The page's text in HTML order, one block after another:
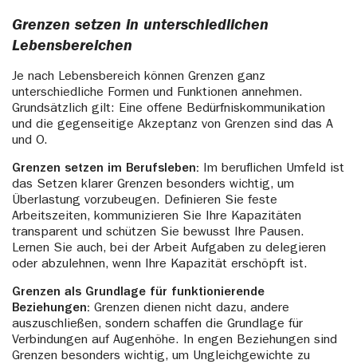
Grenzen setzen in unterschiedlichen
Lebensbereichen
Je nach Lebensbereich können Grenzen ganz
unterschiedliche Formen und Funktionen annehmen.
Grundsätzlich gilt: Eine offene Bedürfniskommunikation
und die gegenseitige Akzeptanz von Grenzen sind das A
und O.
Grenzen setzen im Berufsleben: Im beruflichen Umfeld ist
das Setzen klarer Grenzen besonders wichtig, um
Überlastung vorzubeugen. Definieren Sie feste
Arbeitszeiten, kommunizieren Sie Ihre Kapazitäten
transparent und schützen Sie bewusst Ihre Pausen.
Lernen Sie auch, bei der Arbeit Aufgaben zu delegieren
oder abzulehnen, wenn Ihre Kapazität erschöpft ist.
Grenzen als Grundlage für funktionierende
Beziehungen: Grenzen dienen nicht dazu, andere
auszuschließen, sondern schaffen die Grundlage für
Verbindungen auf Augenhöhe. In engen Beziehungen sind
Grenzen besonders wichtig, um Ungleichgewichte zu